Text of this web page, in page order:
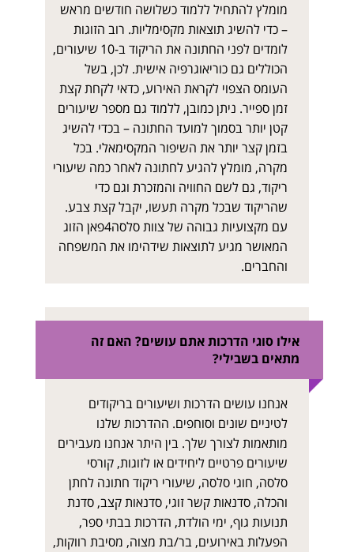
מומלץ להתחיל ללמוד כשלושה חודשים מראש
– כדי להשיג תוצאות מקסימליות. רוב הזוגות
לומדים לפני החתונה את הריקוד ב-10 שיעורים,
הכוללים גם כוריאוגרפיה אישית. לכן, בשל
העומס הצפוי לקראת האירוע, כדאי לקחת קצת
זמן ספייר. ניתן כמובן, ללמוד גם מספר שיעורים
קטן יותר בסמוך למועד החתונה – בכדי להשיג
בזמן קצר יותר את השיפור המקסימאלי. בכל
מקרה, מומלץ להגיע לחתונה לאחר כמה שיעורי
ריקוד, גם לשם החוויה והמזכרת וגם כדי
שהריקוד שבכל מקרה תעשו, יקבל קצת צבע.
עם מקצועיות גבוהה של צוות סלסה4פאן הזוג
המאושר מגיע לתוצאות שידהימו את המשפחה
והחברים.
אילו סוגי הדרכות אתם עושים? האם זה
מתאים בשבילי?
אנחנו עושים הדרכות ושיעורים בריקודים
לטיניים שונים וסוחפים. ההדרכות שלנו
מותאמות לצורך שלך. בין היתר אנחנו מעבירים
שיעורים פרטיים ליחידים או לזוגות, קורסי
סלסה, חוגי סלסה, שיעורי ריקוד חתונה לחתן
והכלה, סדנאות קשר זוגי, סדנאות קצב, סדנת
תנועות גוף, ימי הולדת, הדרכות בבתי ספר,
הפעלות באירועים, בר/בת מצוה, מסיבת רווקות,